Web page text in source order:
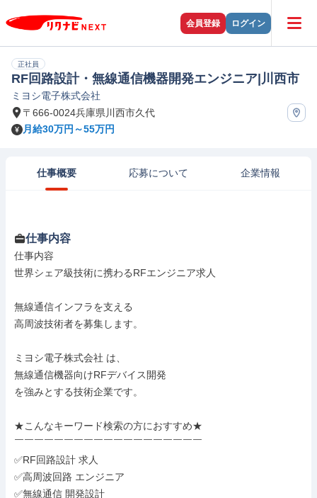
会員登録 ログイン
正社員
RF回路設計・無線通信機器開発エンジニア|川西市
ミヨシ電子株式会社
〒666-0024兵庫県川西市久代
月給30万円～55万円
仕事概要 応募について 企業情報
仕事内容
仕事内容
世界シェア級技術に携わるRFエンジニア求人
無線通信インフラを支える
高周波技術者を募集します。
ミヨシ電子株式会社 は、
無線通信機器向けRFデバイス開発
を強みとする技術企業です。
★こんなキーワード検索の方におすすめ★
￣￣￣￣￣￣￣￣￣￣￣￣￣￣￣￣￣￣￣
✅RF回路設計 求人
✅高周波回路 エンジニア
✅無線通信 開発設計